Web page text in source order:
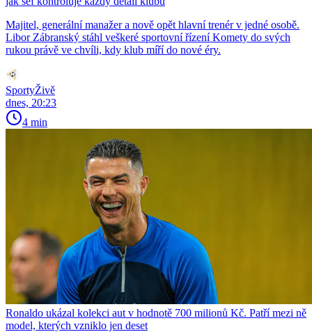
Majitel, generální manažer a nově opět hlavní trenér v jedné osobě.
Libor Zábranský stáhl veškeré sportovní řízení Komety do svých
rukou právě ve chvíli, kdy klub míří do nové éry.
SportyŽivě
dnes, 20:23
4 min
Ronaldo ukázal kolekci aut v hodnotě 700 milionů Kč. Patří mezi ně
model, kterých vzniklo jen deset